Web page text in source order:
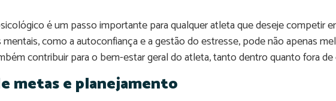
é um passo importante para qualquer atleta que deseje competir
como a autoconfiança e a gestão do estresse, pode não apenas
contribuir para o bem-estar geral do atleta, tanto dentro quanto fora de
metas e planejamento